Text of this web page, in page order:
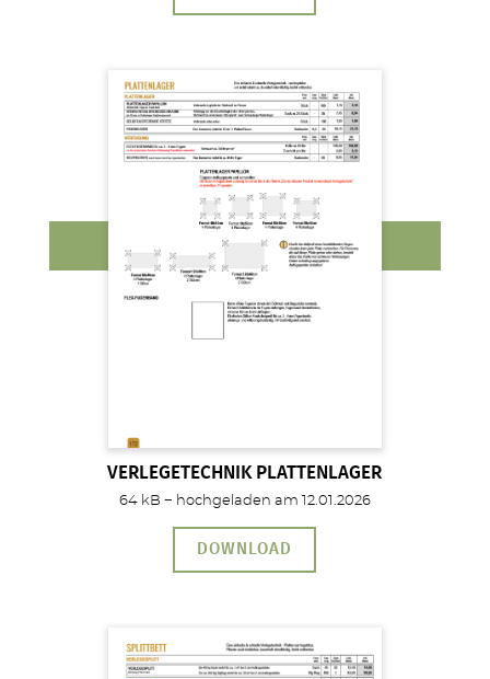
VERLEGETECHNIK PLATTENLAGER
64 kB − hochgeladen am 12.01.2026
DOWNLOAD